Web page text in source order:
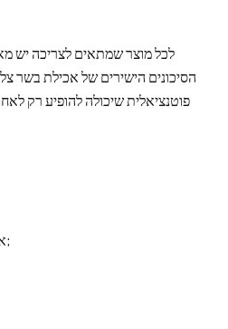
לכל מוצר שמתאים לצריכה יש
הסיכונים הישירים של אכילת בשר
פוטנציאלית שיכולה להופיע רק
אי סובלנות אינדיבידואלית;